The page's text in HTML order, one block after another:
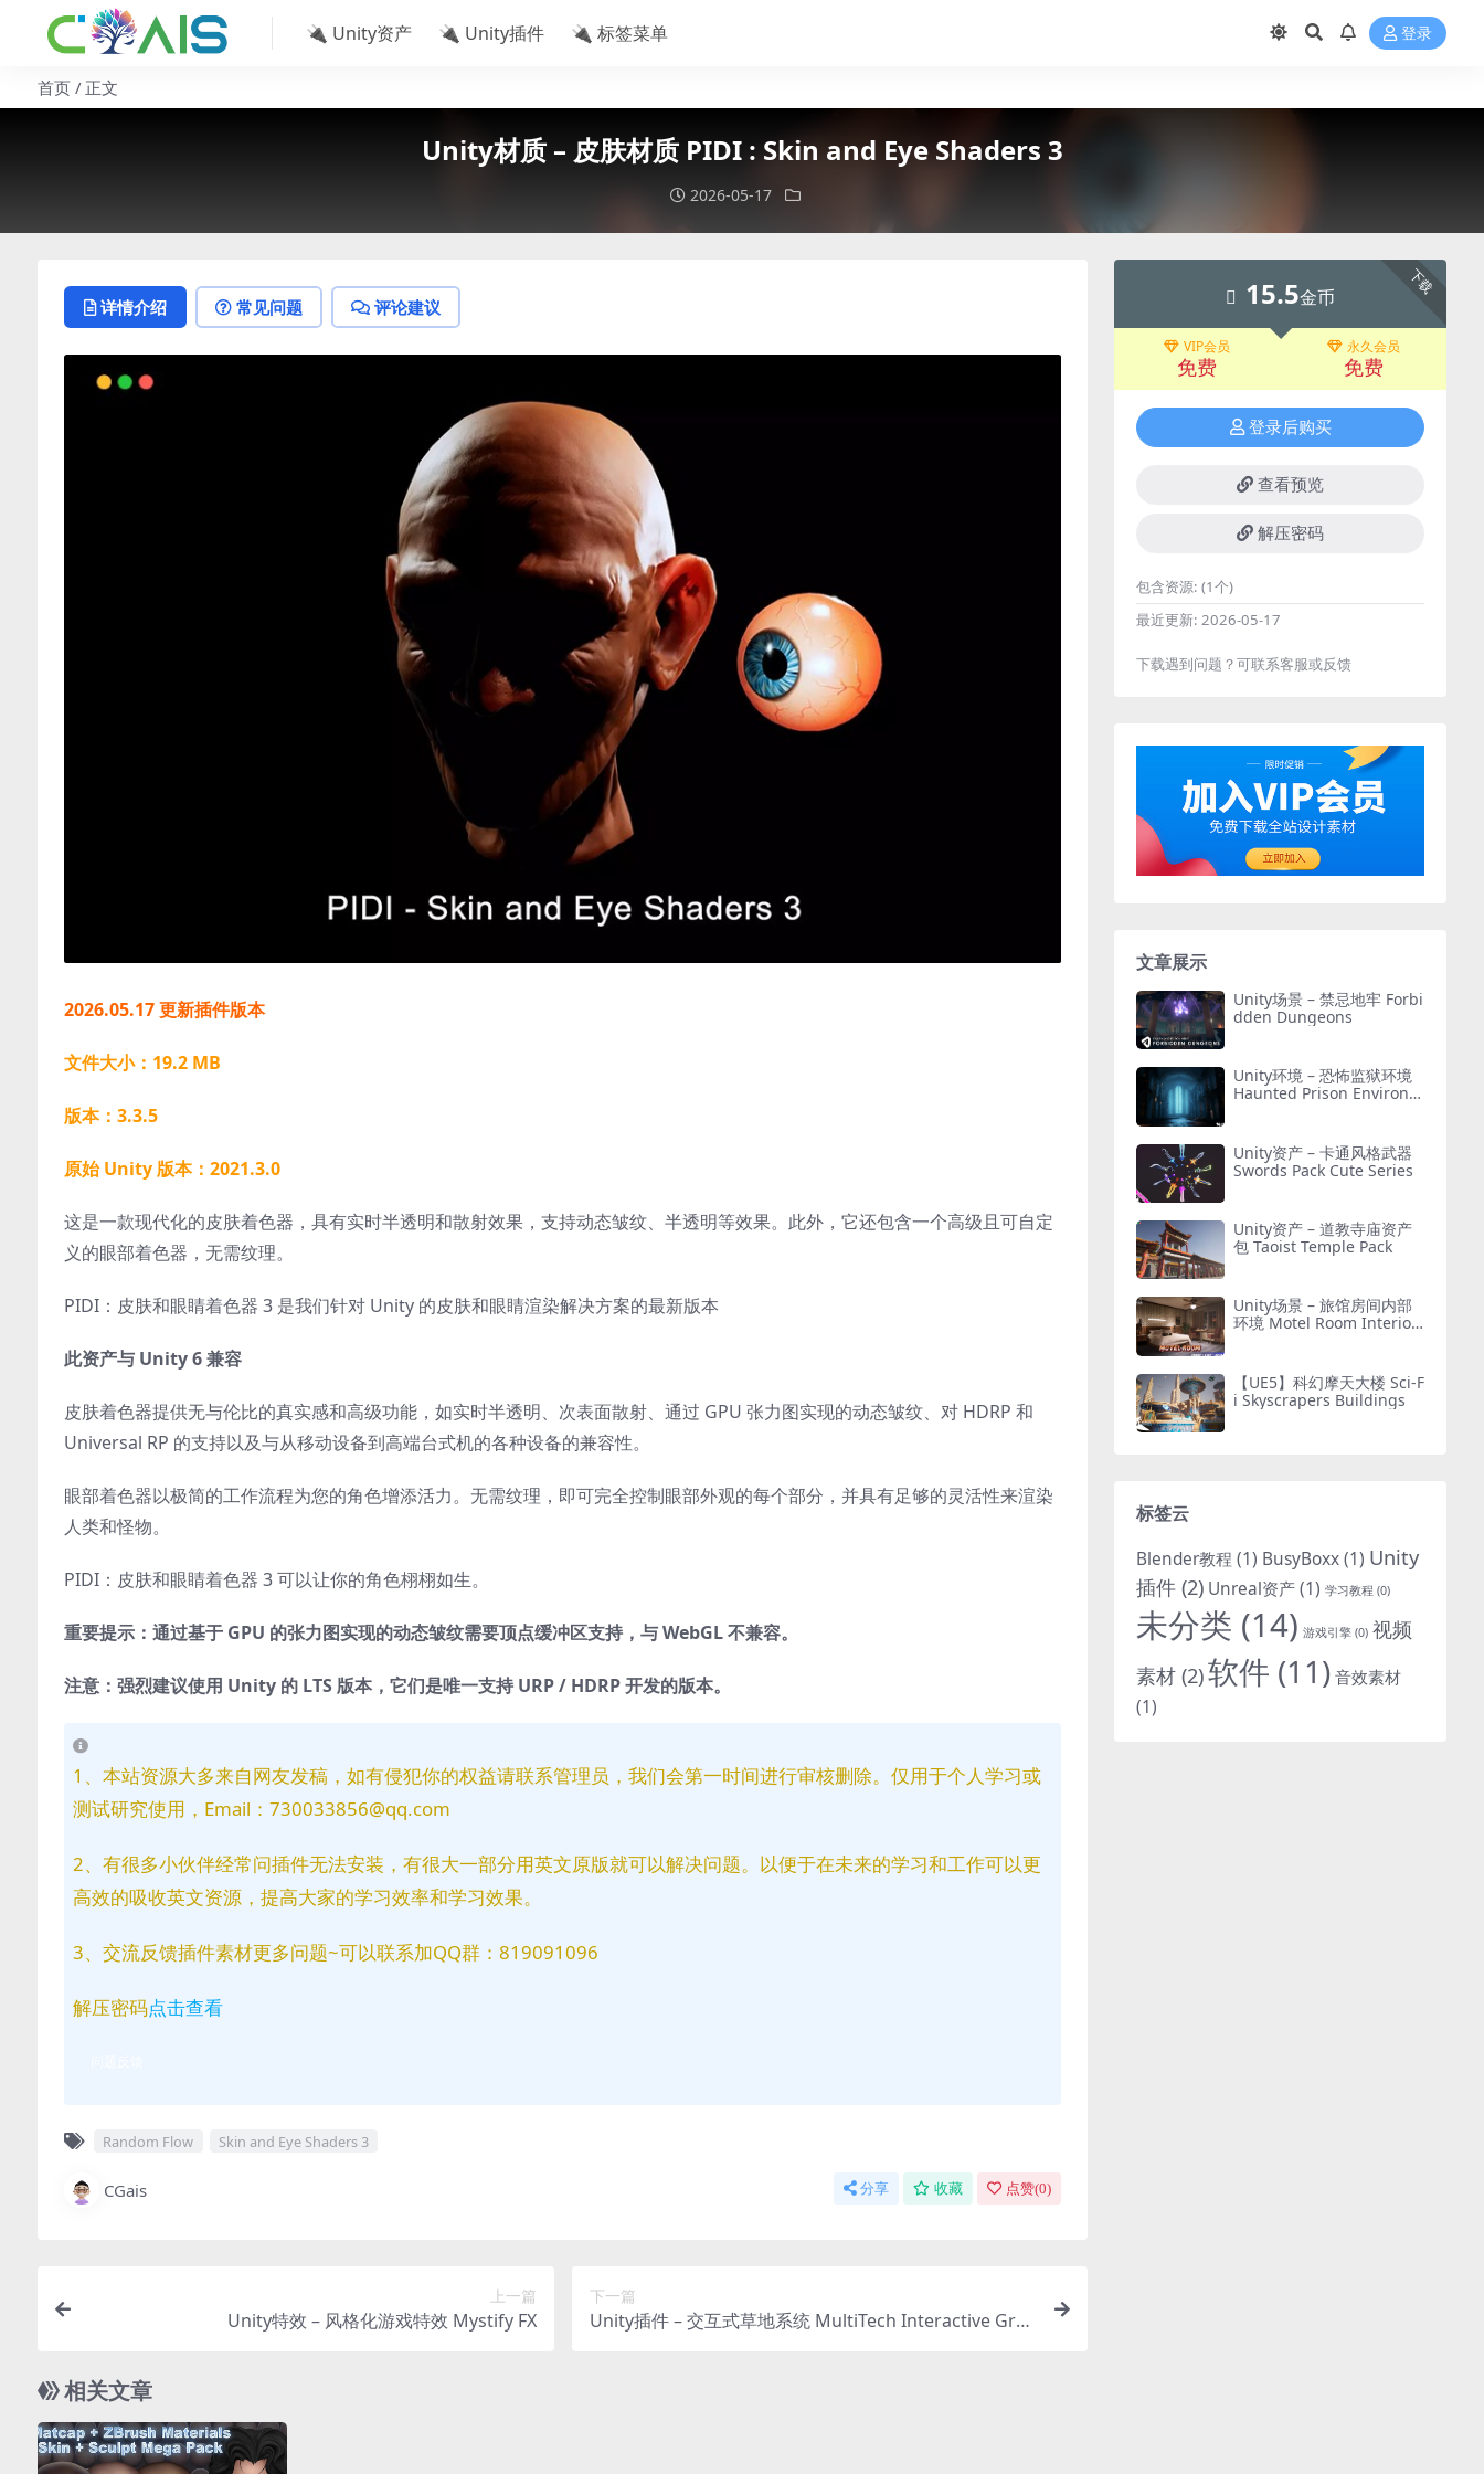
🔌 Unity资产 🔌 Unity插件 🔌 标签菜单 登录
首页 正文
Unity材质 – 皮肤材质 PIDI : Skin and Eye Shaders 3
2026-05-17
详情介绍 常见问题 评论建议
2026.05.17 更新插件版本
文件大小：19.2 MB
版本：3.3.5
原始 Unity 版本：2021.3.0
这是一款现代化的皮肤着色器，具有实时半透明和散射效果，支持动态皱纹、半透明等效果。此外，它还包含一个高级且可自定
义的眼部着色器，无需纹理。
PIDI：皮肤和眼睛着色器 3 是我们针对 Unity 的皮肤和眼睛渲染解决方案的最新版本
此资产与 Unity 6 兼容
皮肤着色器提供无与伦比的真实感和高级功能，如实时半透明、次表面散射、通过 GPU 张力图实现的动态皱纹、对 HDRP 和
Universal RP 的支持以及与从移动设备到高端台式机的各种设备的兼容性。
眼部着色器以极简的工作流程为您的角色增添活力。无需纹理，即可完全控制眼部外观的每个部分，并具有足够的灵活性来渲染
人类和怪物。
PIDI：皮肤和眼睛着色器 3 可以让你的角色栩栩如生。
重要提示：通过基于 GPU 的张力图实现的动态皱纹需要顶点缓冲区支持，与 WebGL 不兼容。
注意：强烈建议使用 Unity 的 LTS 版本，它们是唯一支持 URP / HDRP 开发的版本。
1、本站资源大多来自网友发稿，如有侵犯你的权益请联系管理员，我们会第一时间进行审核删除。仅用于个人学习或
测试研究使用，Email：730033856@qq.com
2、有很多小伙伴经常问插件无法安装，有很大一部分用英文原版就可以解决问题。以便于在未来的学习和工作可以更
高效的吸收英文资源，提高大家的学习效率和学习效果。
3、交流反馈插件素材更多问题~可以联系加QQ群：819091096
解压密码点击查看
Random Flow Skin and Eye Shaders 3
CGais 分享 收藏 点赞(0)
上一篇
Unity特效 – 风格化游戏特效 Mystify FX
下一篇
Unity插件 – 交互式草地系统 MultiTech Interactive Gras
相关文章
下载
15.5金币
VIP会员
免费
永久会员
免费
登录后购买
查看预览
解压密码
包含资源: (1个)
最近更新: 2026-05-17
下载遇到问题？可联系客服或反馈
文章展示
Unity场景 – 禁忌地牢 Forbi
dden Dungeons
Unity环境 – 恐怖监狱环境
Haunted Prison Environm
Unity资产 – 卡通风格武器
Swords Pack Cute Series
Unity资产 – 道教寺庙资产
包 Taoist Temple Pack
Unity场景 – 旅馆房间内部
环境 Motel Room Interior
【UE5】科幻摩天大楼 Sci-F
i Skyscrapers Buildings
标签云
Blender教程 (1) BusyBoxx(1) Unity
插件 (2) Unreal资产(1) 学习教程 (0)
未分类 (14) 游戏引擎 (0) 视频
素材 (2)软件 (11)音效素材
(1)